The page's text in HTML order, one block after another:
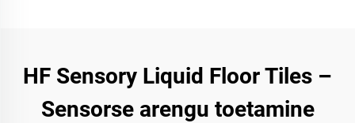
HF Sensory Liquid Floor Tiles –
Sensorse arengu toetamine